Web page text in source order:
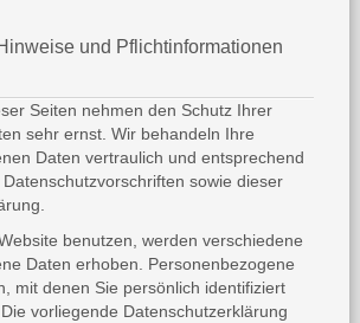
und Pflichtinformationen
Seiten nehmen den Schutz Ihrer
sehr ernst. Wir behandeln Ihre
Daten vertraulich und entsprechend
sowie dieser
benutzen, werden verschiedene
Daten erhoben. Personenbezogene
mit denen Sie persönlich identifiziert
vorliegende Datenschutzerklärung